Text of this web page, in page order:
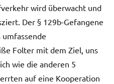
wird überwacht und
Der § 129b-Gefangene
umfassende
Folter mit dem Ziel, uns
wie die anderen 5
auf eine Kooperation